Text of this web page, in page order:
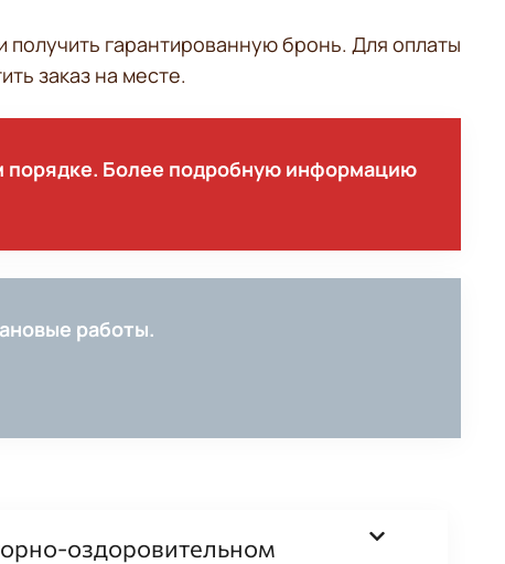
гарантированную бронь. Для оплаты
заказ на месте.
порядке. Более подробную информацию
работы.
оздоровительном